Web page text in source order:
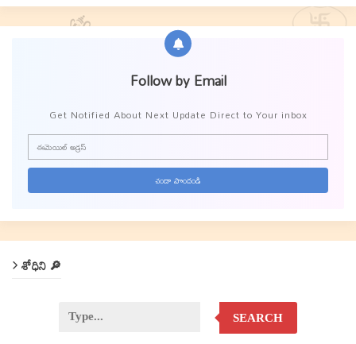
Follow by Email
Get Notified About Next Update Direct to Your inbox
శోధిని 🔎
SEARCH